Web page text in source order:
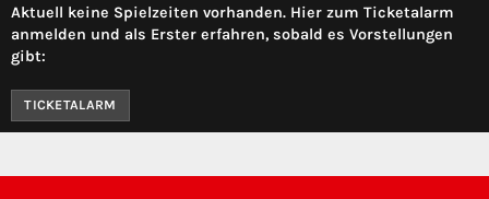
Aktuell keine Spielzeiten vorhanden. Hier zum Ticketalarm
anmelden und als Erster erfahren, sobald es Vorstellungen
gibt:
TICKETALARM